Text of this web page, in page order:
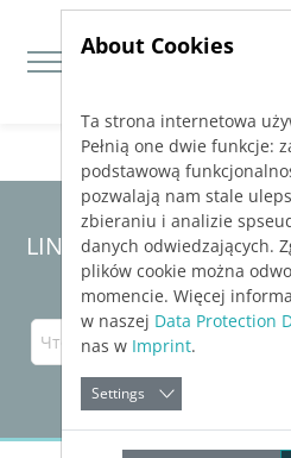
Jump directly to main navigation
Jump directly to content
LINEAR Solutions25
About Cookies
Ta strona internetowa
Pełnią one dwie funkcje:
podstawową
pozwalają nam stale
zbieraniu i analizie
danych odwiedzających.
plików cookie można
momencie. Więcej
w naszej Data Protection
nas w Imprint.
Settings